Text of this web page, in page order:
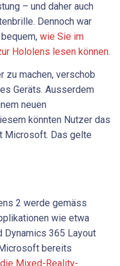
– und daher auch
Dennoch war
wie Sie im
Hololens lesen können.
zu machen, verschob
Geräts. Ausserdem
neuen
könnten Nutzer das
Microsoft. Das gelte
2 werde gemäss
wie etwa
Dynamics 365 Layout
bereits
Mixed-Reality-